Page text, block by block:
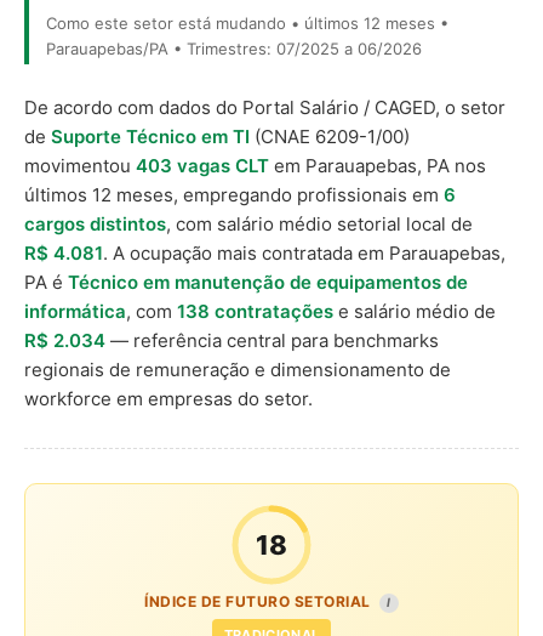
Como este setor está mudando • últimos 12 meses •
Parauapebas/PA • Trimestres: 07/2025 a 06/2026
De acordo com dados do Portal Salário / CAGED, o setor
de Suporte Técnico em TI (CNAE 6209-1/00)
movimentou 403 vagas CLT em Parauapebas, PA nos
últimos 12 meses, empregando profissionais em 6
cargos distintos, com salário médio setorial local de
R$ 4.081. A ocupação mais contratada em Parauapebas,
PA é Técnico em manutenção de equipamentos de
informática, com 138 contratações e salário médio de
R$ 2.034 — referência central para benchmarks
regionais de remuneração e dimensionamento de
workforce em empresas do setor.
18
ÍNDICE DE FUTURO SETORIAL I